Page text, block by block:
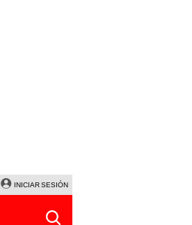
CORTE DE LUZ VIERNES 7 DE AGOSTO
INICIAR SESIÓN